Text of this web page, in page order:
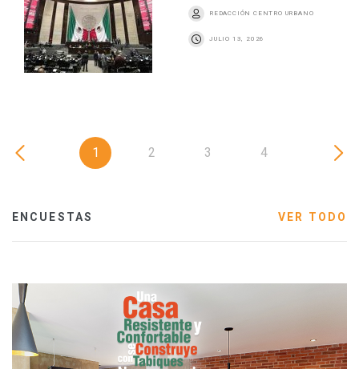
REDACCIÓN CENTRO URBANO
JULIO 13, 2026
1 2 3 4
ENCUESTAS VER TODO